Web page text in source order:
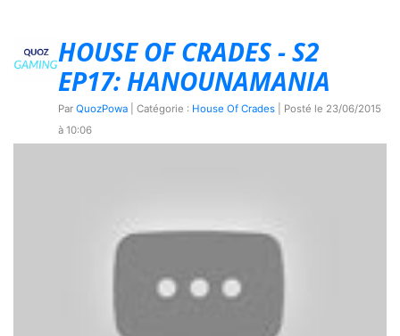
HOUSE OF CRADES - S2
EP17: HANOUNAMANIA
Par QuozPowa | Catégorie : House Of Crades | Posté le 23/06/2015
à 10:06